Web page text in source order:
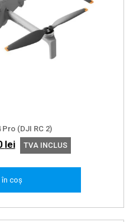
Pro (DJI RC 2)
leiPrețul
curent
4
TVA INCLUS
în coș